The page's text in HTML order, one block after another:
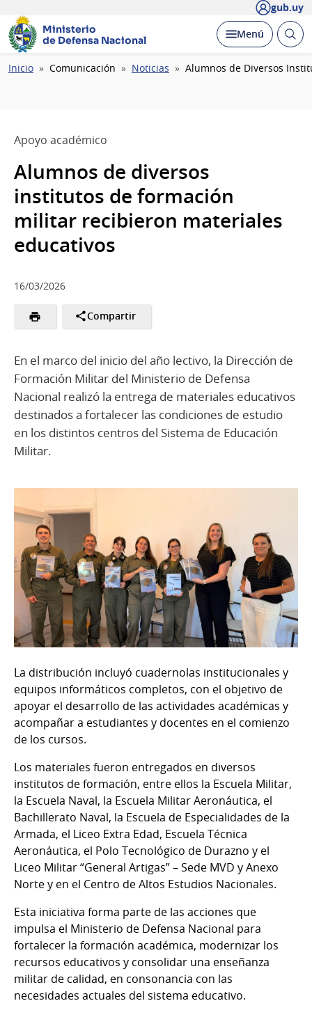
gub.uy
Ministerio
de Defensa Nacional
Desplegar
Menú Abrir
Ruta
Inicio Comunicación Noticias Alumnos de Diversos
Apoyo académico
Alumnos de diversos
institutos de formación
militar recibieron materiales
educativos
16/03/2026
Compartir
En el marco del inicio del año lectivo, la Dirección de
Formación Militar del Ministerio de Defensa
Nacional realizó la entrega de materiales educativos
destinados a fortalecer las condiciones de estudio
en los distintos centros del Sistema de Educación
Militar.
La distribución incluyó cuadernolas institucionales y
equipos informáticos completos, con el objetivo de
apoyar el desarrollo de las actividades académicas y
acompañar a estudiantes y docentes en el comienzo
de los cursos.
Los materiales fueron entregados en diversos
institutos de formación, entre ellos la Escuela Militar,
la Escuela Naval, la Escuela Militar Aeronáutica, el
Bachillerato Naval, la Escuela de Especialidades de la
Armada, el Liceo Extra Edad, Escuela Técnica
Aeronáutica, el Polo Tecnológico de Durazno y el
Liceo Militar “General Artigas” – Sede MVD y Anexo
Norte y en el Centro de Altos Estudios Nacionales.
Esta iniciativa forma parte de las acciones que
impulsa el Ministerio de Defensa Nacional para
fortalecer la formación académica, modernizar los
recursos educativos y consolidar una enseñanza
militar de calidad, en consonancia con las
necesidades actuales del sistema educativo.